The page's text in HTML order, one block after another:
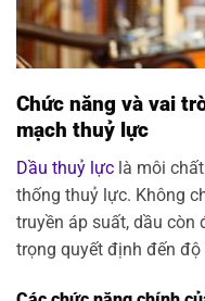
Chức năng và vai
mạch thuỷ lực
Dầu thuỷ lực là môi
thống thuỷ lực. Không
truyền áp suất, dầu còn
trọng quyết định đến